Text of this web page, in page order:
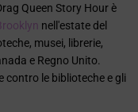
Queen Story Hour è
nell'estate del
musei, librerie,
e Regno Unito.
contro le biblioteche e gli